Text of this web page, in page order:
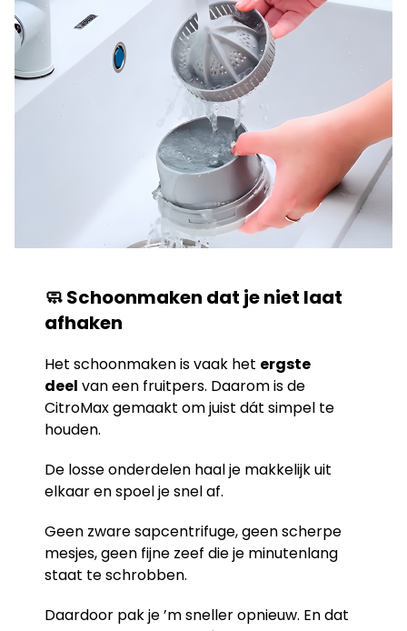
🧼 Schoonmaken dat je niet laat
afhaken
Het schoonmaken is vaak het ergste
deel van een fruitpers. Daarom is de
CitroMax gemaakt om juist dát simpel te
houden.
De losse onderdelen haal je makkelijk uit
elkaar en spoel je snel af.
Geen zware sapcentrifuge, geen scherpe
mesjes, geen fijne zeef die je minutenlang
staat te schrobben.
Daardoor pak je ’m sneller opnieuw. En dat